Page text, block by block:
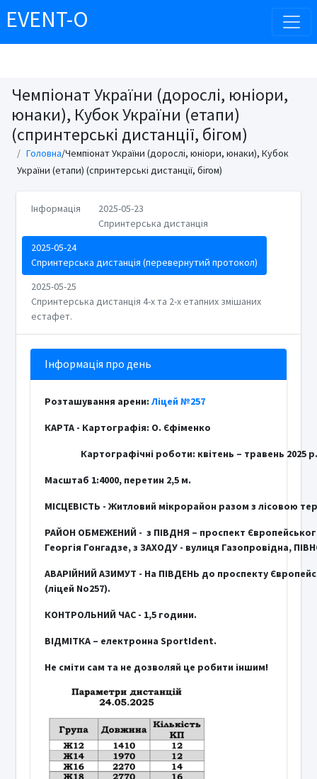
EVENT-O
Чемпіонат України (дорослі, юніори,
юнаки), Кубок України (етапи)
(спринтерські дистанції, бігом)
Головна/Чемпіонат України (дорослі, юніори, юнаки), Кубок
України (етапи) (спринтерські дистанції, бігом)
Інформація
2025-05-23
Спринтерська дистанція
2025-05-24
Спринтерська дистанція (перевернутий протокол)
2025-05-25
Спринтерська дистанція 4-х та 2-х етапних змішаних
естафет.
Інформація про день
Розташування арени:Ліцей №257
КАРТА - Картографія: О. Єфіменко
Картографічні роботи: квітень – травень 2025 р.
Масштаб 1:4000, перетин 2,5 м.
МІСЦЕВІСТЬ - Житловий мікрорайон разом з лісовою
РАЙОН ОБМЕЖЕНИЙ - з ПІВДНЯ – проспект
Георгія Гонгадзе, з ЗАХОДУ - вулиця Газопровідна,
АВАРІЙНИЙ АЗИМУТ - На ПІВДЕНЬ до проспекту
(ліцей No257).
КОНТРОЛЬНИЙ ЧАС - 1,5 години.
ВІДМІТКА – електронна SportIdent.
Не сміти сам та не дозволяй це робити іншим!